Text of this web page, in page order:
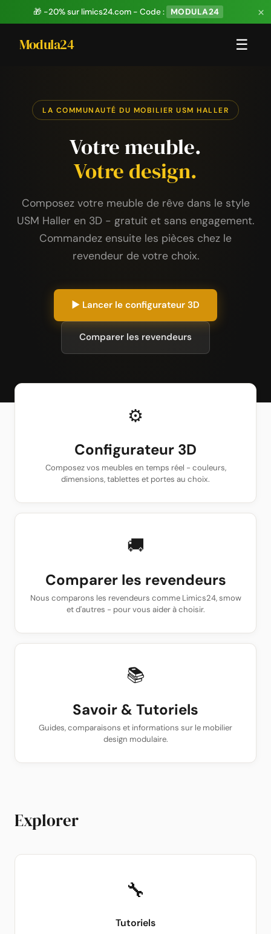
🎁 -20% sur limics24.com - Code : MODULA24 ×
Modula24 ☰
LA COMMUNAUTÉ DU MOBILIER USM HALLER
Votre meuble.
Votre design.
Composez votre meuble de rêve dans le style
USM Haller en 3D - gratuit et sans engagement.
Commandez ensuite les pièces chez le
revendeur de votre choix.
▶ Lancer le configurateur 3D
Comparer les revendeurs
⚙
Configurateur 3D
Composez vos meubles en temps réel - couleurs,
dimensions, tablettes et portes au choix.
🚚
Comparer les revendeurs
Nous comparons les revendeurs comme Limics24, smow
et d'autres - pour vous aider à choisir.
📚
Savoir & Tutoriels
Guides, comparaisons et informations sur le mobilier
design modulaire.
Explorer
🔧
Tutoriels